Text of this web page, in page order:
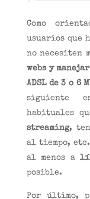
Como
usuarios que
no necesiten
webs y
ADSL de 3 o 6
siguiente
habituales
streaming,
al tiempo, etc.
al menos a
posible.
Por último,